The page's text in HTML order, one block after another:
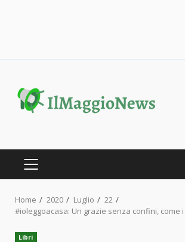
content
PRIMARY
Home 2020 Luglio
22
#ioleggoacasa: Un grazie senza confini, come
Libri